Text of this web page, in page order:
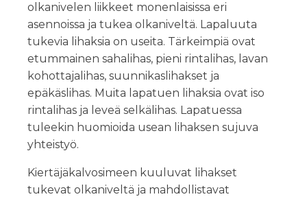
olkanivelen liikkeet monenlaisissa eri
asennoissa ja tukea olkaniveltä. Lapaluuta
tukevia lihaksia on useita. Tärkeimpiä ovat
etummainen sahalihas, pieni rintalihas, lavan
kohottajalihas, suunnikaslihakset ja
epäkäslihas. Muita lapatuen lihaksia ovat iso
rintalihas ja leveä selkälihas. Lapatuessa
tuleekin huomioida usean lihaksen sujuva
yhteistyö.
Kiertäjäkalvosimeen kuuluvat lihakset
tukevat olkaniveltä ja mahdollistavat